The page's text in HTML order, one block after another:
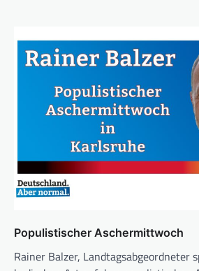
Populistischer Aschermittwoch
Rainer Balzer, Landtagsabgeordneter